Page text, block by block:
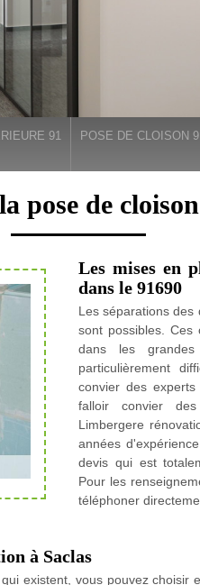
91 POSE DE CLOISON
pose de
Les mises en
dans le 91690
Les séparations des
sont possibles. Ces
dans les
particulièrement
convier des
falloir convier
Limbergere
années
devis qui est
Pour les
téléphoner
à Saclas
existent, vous pouvez choisir